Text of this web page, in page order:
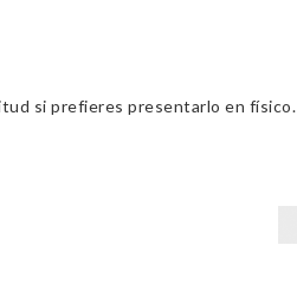
si prefieres presentarlo en físico.